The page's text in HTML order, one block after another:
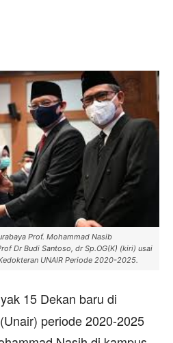
Prof. Mohammad Nasib
Dr Budi Santoso, dr Sp.OG(K) (kiri) usai
UNAIR Periode 2020-2025.
15 Dekan baru di
periode 2020-2025